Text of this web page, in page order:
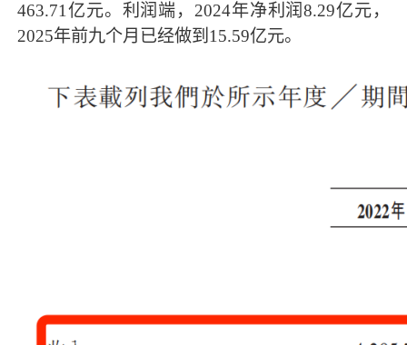
463.71亿元。利润端，2024年净利润8.29亿元，
2025年前九个月已经做到15.59亿元。